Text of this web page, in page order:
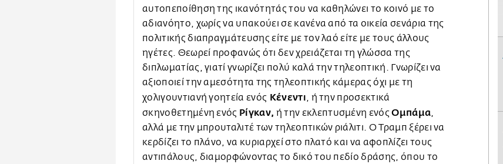
αυτοπεποίθηση της ικανότητάς του να καθηλώνει το κοινό με το
αδιανόητο, χωρίς να υπακούει σε κανένα από τα οικεία σενάρια της
πολιτικής διαπραγμάτευσης είτε με τον λαό είτε με τους άλλους
ηγέτες. Θεωρεί προφανώς ότι δεν χρειάζεται τη γλώσσα της
διπλωματίας, γιατί γνωρίζει πολύ καλά την τηλεοπτική. Γνωρίζει να
αξιοποιεί την αμεσότητα της τηλεοπτικής κάμερας όχι με τη
χολιγουντιανή γοητεία ενός Κένεντι, ή την προσεκτικά
σκηνοθετημένη ενός Ρίγκαν, ή την εκλεπτυσμένη ενόςΟμπάμα,
αλλά με την μπρουταλιτέ των τηλεοπτικών ριάλιτι. Ο Τραμπ ξέρει να
κερδίζει το πλάνο, να κυριαρχεί στο πλατό και να αφοπλίζει τους
αντιπάλους, διαμορφώνοντας το δικό του πεδίο δράσης, όπου το